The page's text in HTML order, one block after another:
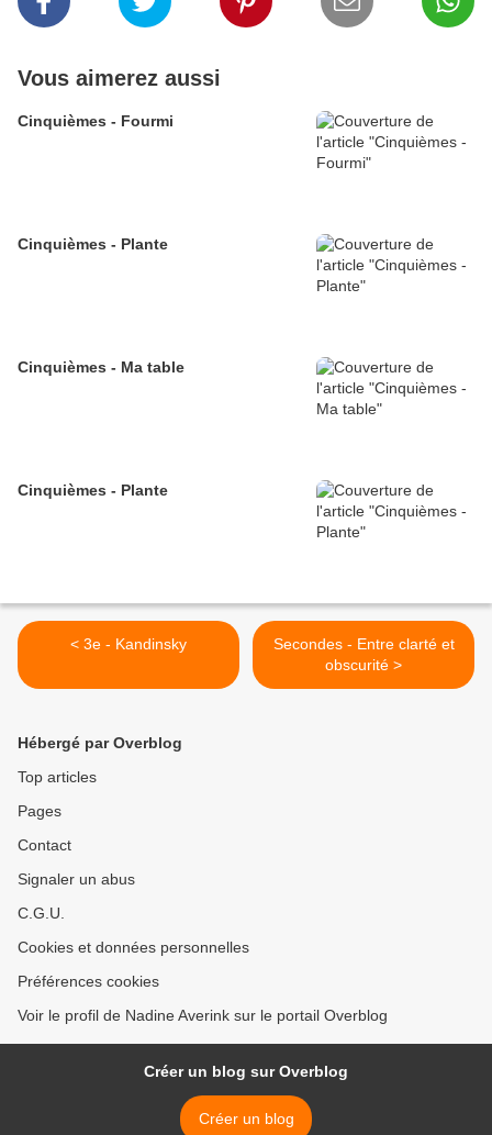
Vous aimerez aussi
Cinquièmes - Fourmi
Cinquièmes - Plante
Cinquièmes - Ma table
Cinquièmes - Plante
< 3e - Kandinsky
Secondes - Entre clarté et
obscurité >
Hébergé par Overblog
Top articles
Pages
Contact
Signaler un abus
C.G.U.
Cookies et données personnelles
Préférences cookies
Voir le profil de Nadine Averink sur le portail Overblog
Créer un blog sur Overblog
Créer un blog